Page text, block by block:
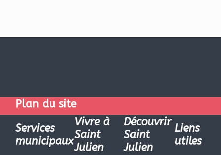
Plan du site
Services
municipaux
Vivre à
Saint
Julien
Découvrir
Saint
Julien
Liens
utiles